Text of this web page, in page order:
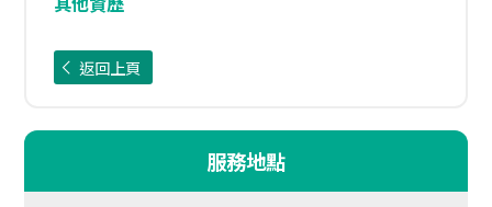
返回上頁
服務地點